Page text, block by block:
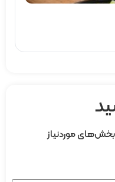
بخش‌های موردنیاز